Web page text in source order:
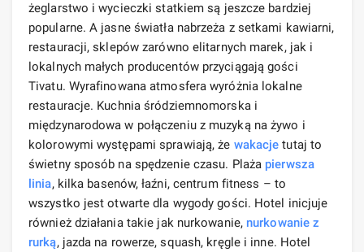
żeglarstwo i wycieczki statkiem są jeszcze bardziej
popularne. A jasne światła nabrzeża z setkami kawiarni,
restauracji, sklepów zarówno elitarnych marek, jak i
lokalnych małych producentów przyciągają gości
Tivatu. Wyrafinowana atmosfera wyróżnia lokalne
restauracje. Kuchnia śródziemnomorska i
międzynarodowa w połączeniu z muzyką na żywo i
kolorowymi występami sprawiają, że wakacje tutaj to
świetny sposób na spędzenie czasu. Plaża pierwsza
linia, kilka basenów, łaźni, centrum fitness – to
wszystko jest otwarte dla wygody gości. Hotel inicjuje
również działania takie jak nurkowanie, nurkowanie z
rurką, jazda na rowerze, squash, kręgle i inne. Hotel